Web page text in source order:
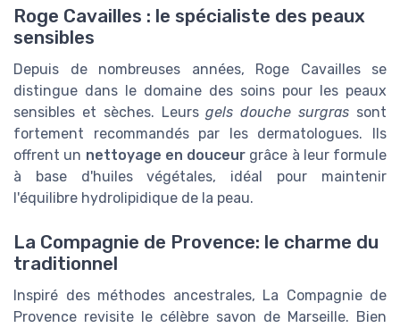
Roge Cavailles : le spécialiste des peaux
sensibles
Depuis de nombreuses années, Roge Cavailles se
distingue dans le domaine des soins pour les peaux
sensibles et sèches. Leursgels douche surgras sont
fortement recommandés par les dermatologues. Ils
offrent un nettoyage en douceur grâce à leur formule
à base d'huiles végétales, idéal pour maintenir
l'équilibre hydrolipidique de la peau.
La Compagnie de Provence: le charme du
traditionnel
Inspiré des méthodes ancestrales, La Compagnie de
Provence revisite le célèbre savon de Marseille. Bien